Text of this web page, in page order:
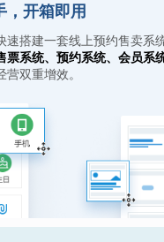
，开箱即用
速搭建一套线上预约售卖系
票系统、预约系统、会员系
营双重增效。